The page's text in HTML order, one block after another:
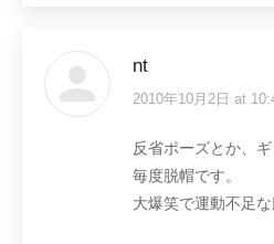
nt
says:
2010年10月2日 at
反省ポーズとか、
毎度脱帽です。
大爆笑で運動不足